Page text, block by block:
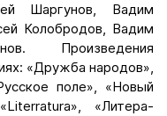
Шаргунов, Вадим
Колобродов, Вадим
Произведения
«Дружба народов»,
поле», «Новый
«Литера-